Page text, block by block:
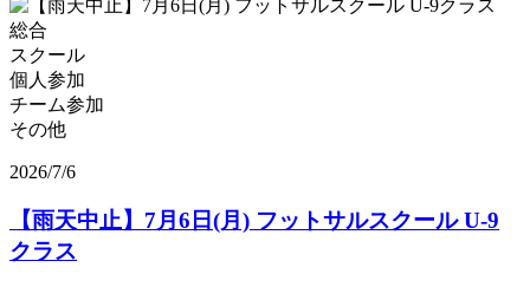
総合
スクール
個人参加
チーム参加
その他
2026/7/6
【雨天中止】7月6日(月) フットサルスクール U-9
クラス